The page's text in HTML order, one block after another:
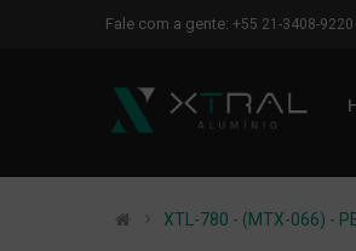
Fale com a gente: +55 21-3408-9220
XTL-780 - (MTX-066) -